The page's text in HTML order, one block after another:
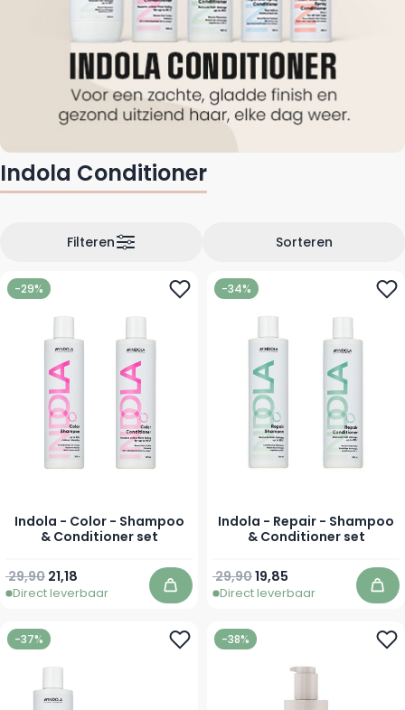
Indola Conditioner
Sorteren
Filteren
-29%
Indola - Color - Shampoo
& Conditioner set
21,18
29,90
Direct leverbaar In winkelwagen
-34%
Indola - Repair - Shampoo
& Conditioner set
19,85
29,90
Direct leverbaar In
-37% -38%